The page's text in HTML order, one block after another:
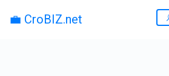
💼 CroBIZ.net